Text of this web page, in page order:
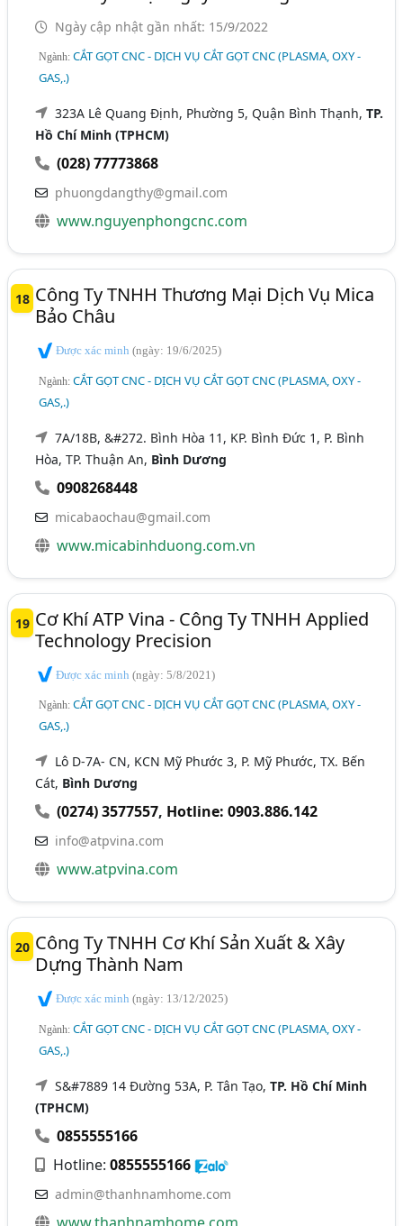
Ngày cập nhật gần nhất: 15/9/2022
Ngành:CẮT GỌT CNC - DỊCH VỤ CẮT GỌT CNC (PLASMA, OXY -
GAS,.)
323A Lê Quang Định, Phường 5, Quận Bình Thạnh,TP.
Hồ Chí Minh (TPHCM)
(028) 77773868
phuongdangthy@gmail.com
www.nguyenphongcnc.com
18 Công Ty TNHH Thương Mại Dịch Vụ Mica
Bảo Châu
Được xác minh(ngày: 19/6/2025)
Ngành:CẮT GỌT CNC - DỊCH VỤ CẮT GỌT CNC (PLASMA, OXY -
GAS,.)
7A/18B, &#272. Bình Hòa 11, KP. Bình Đức 1, P. Bình
Hòa, TP. Thuận An, Bình Dương
0908268448
micabaochau@gmail.com
www.micabinhduong.com.vn
19 Cơ Khí ATP Vina - Công Ty TNHH Applied
Technology Precision
Được xác minh(ngày: 5/8/2021)
Ngành:CẮT GỌT CNC - DỊCH VỤ CẮT GỌT CNC (PLASMA, OXY -
GAS,.)
Lô D-7A- CN, KCN Mỹ Phước 3, P. Mỹ Phước, TX. Bến
Cát, Bình Dương
(0274) 3577557, Hotline: 0903.886.142
info@atpvina.com
www.atpvina.com
20 Công Ty TNHH Cơ Khí Sản Xuất & Xây
Dựng Thành Nam
Được xác minh(ngày: 13/12/2025)
Ngành:CẮT GỌT CNC - DỊCH VỤ CẮT GỌT CNC (PLASMA, OXY -
GAS,.)
S&#7889 14 Đường 53A, P. Tân Tạo,TP. Hồ Chí Minh
(TPHCM)
0855555166
Hotline:0855555166
admin@thanhnamhome.com